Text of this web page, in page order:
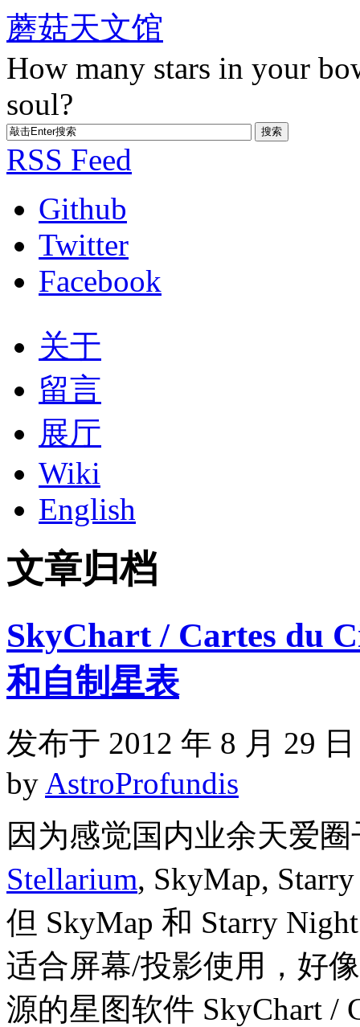
蘑菇天文馆
How many stars in your
soul?
RSS Feed
Github
Twitter
Facebook
关于
留言
展厅
Wiki
English
文章归档
SkyChart / Cartes du
和自制星表
发布于 2012 年 8 月 29 日
by AstroProfundis
因为感觉国内业余天爱
Stellarium, SkyMap,
但 SkyMap 和 Starry
适合屏幕/投影使用，好
源的星图软件 SkyChart /